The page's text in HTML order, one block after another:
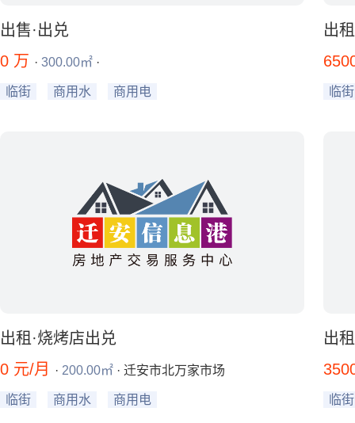
出售·出兑
0 万 · 300.00㎡ ·
临街 商用水 商用电
出
临街
出租·烧烤店出兑
0 元/月
· 200.00㎡ · 迁安市北万家市场
临街 商用水 商用电
出
临街